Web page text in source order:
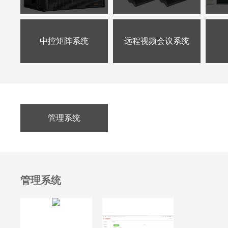
中控矩阵系统 远程视频会议系统
管理系统
管理系统